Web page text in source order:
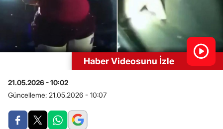
Haber Videosunu İzle
21.05.2026 - 10:02
Güncelleme: 21.05.2026 - 10:07